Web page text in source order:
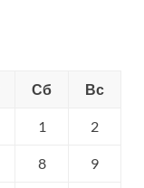
Сб Вс
1 2
8 9